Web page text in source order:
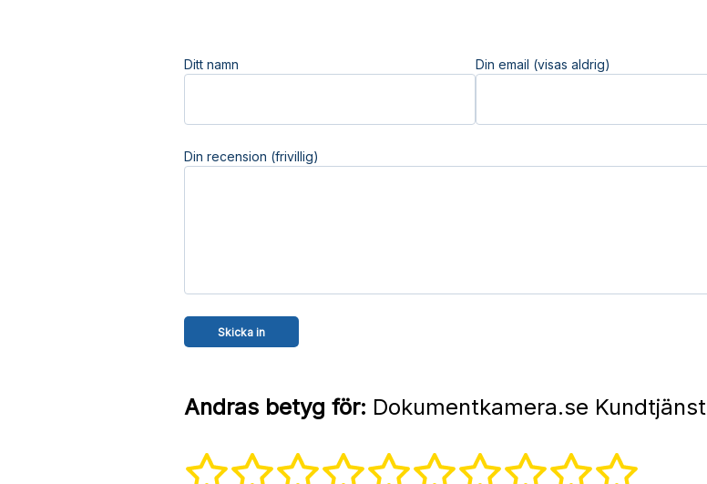
Ditt namn Din email (visas aldrig)
Din recension (frivillig)
Andras betyg för: Dokumentkamera.se Kundtjänst